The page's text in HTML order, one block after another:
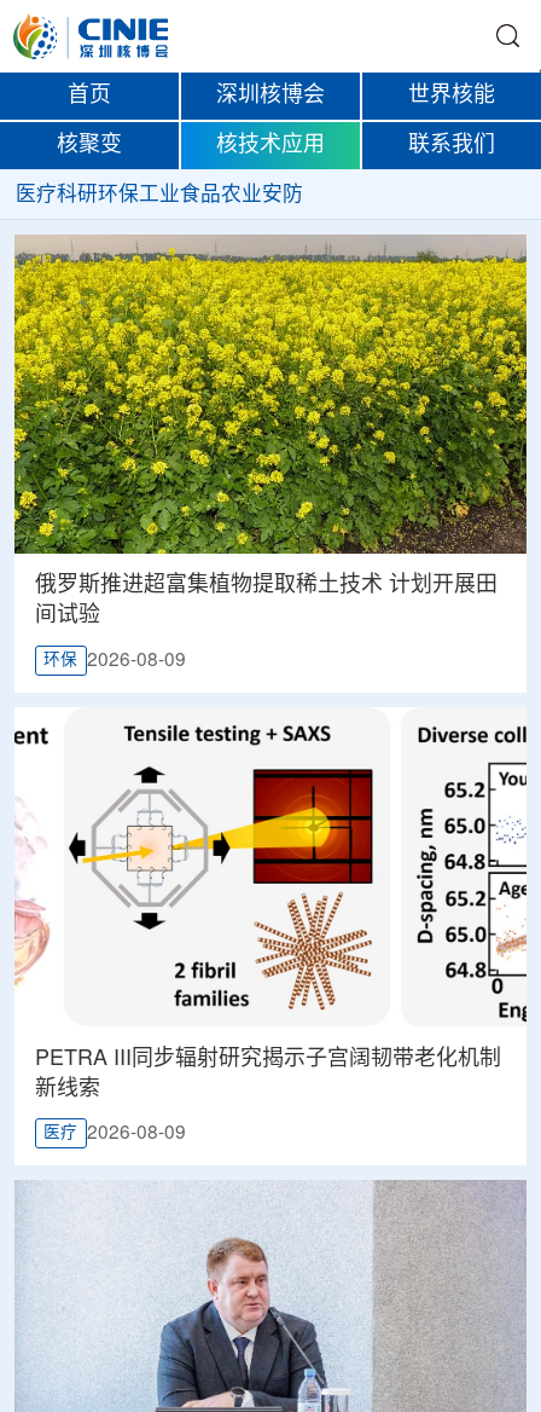
首页 深圳核博会 世界核能
核聚变 核技术应用 联系我们
医疗科研环保工业食品农业安防
俄罗斯推进超富集植物提取稀土技术 计划开展田
间试验
环保 2026-08-09
PETRA III同步辐射研究揭示子宫阔韧带老化机制
新线索
医疗 2026-08-09